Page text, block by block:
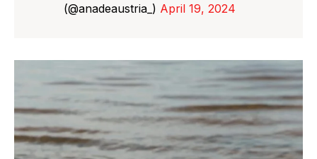
(@anadeaustria_) April 19, 2024